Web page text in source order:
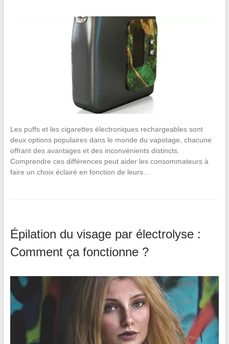
Les puffs et les cigarettes électroniques rechargeables sont
deux options populaires dans le monde du vapotage, chacune
offrant des avantages et des inconvénients distincts.
Comprendre ces différences peut aider les consommateurs à
faire un choix éclairé en fonction de leurs…
Épilation du visage par électrolyse :
Comment ça fonctionne ?